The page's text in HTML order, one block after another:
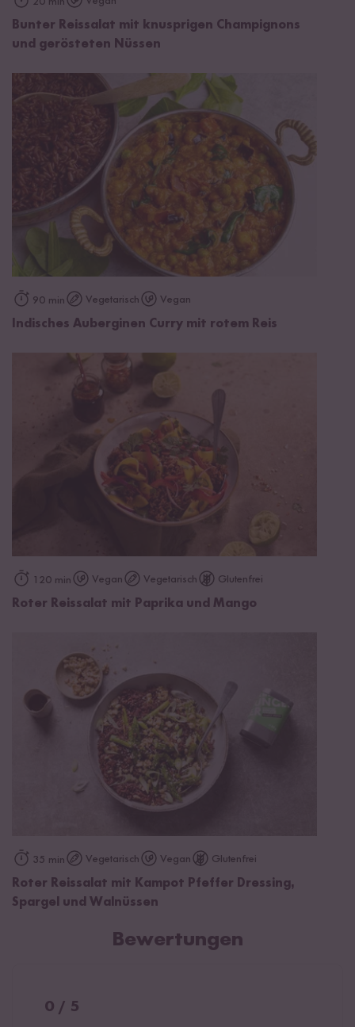
Bunter Reissalat mit knusprigen Champignons
und gerösteten Nüssen
90 min Vegetarisch Vegan
Indisches Auberginen Curry mit rotem Reis
120 min Vegan Vegetarisch Glutenfrei
Roter Reissalat mit Paprika und Mango
35 min Vegetarisch Vegan Glutenfrei
Roter Reissalat mit Kampot Pfeffer Dressing,
Spargel und Walnüssen
Bewertungen
0 / 5